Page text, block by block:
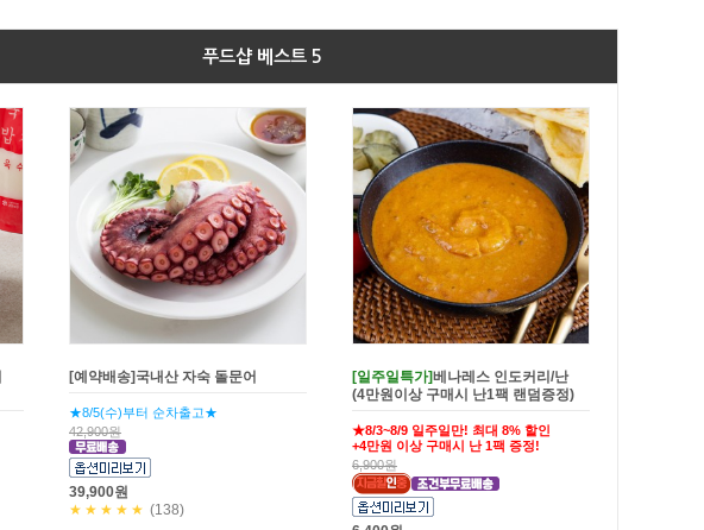
푸드샵 베스트 5
[강고집] 바삭한 쌀가루를 입힌 쌀바삭
(쥐포40g+청양마요소스20g)
30,000원
20,900원
가시제거 국내산 순살고등어
25,900원
★★★★★(19)